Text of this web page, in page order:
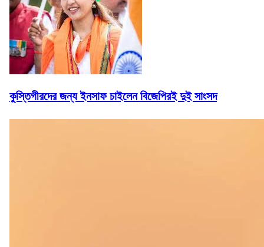
কুস্তিগীরদের জন্য ইনসাফ চাইলেন বিজেপিরই দুই সাংসদ